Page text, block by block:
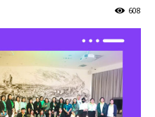
608